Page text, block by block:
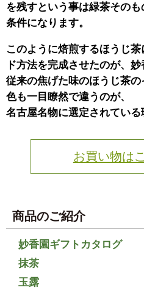
を残すという事は緑茶その
条件になります。
このように焙煎するほうじ
ド方法を完成させたのが、妙
従来の焦げた味のほうじ茶
色も一目瞭然で違うのが、
名古屋名物に選定されている
お買い物は
商品のご紹介
妙香園ギフトカタログ
抹茶
玉露